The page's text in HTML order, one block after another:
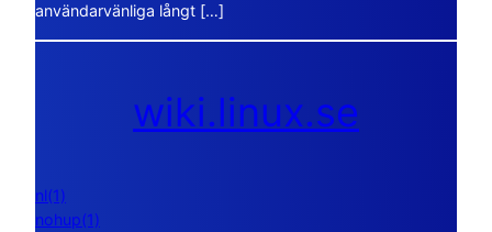
användarvänliga långt […]
wiki.linux.se
nl(1)
nohup(1)